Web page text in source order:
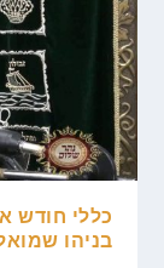
כללי חודש
בניהו